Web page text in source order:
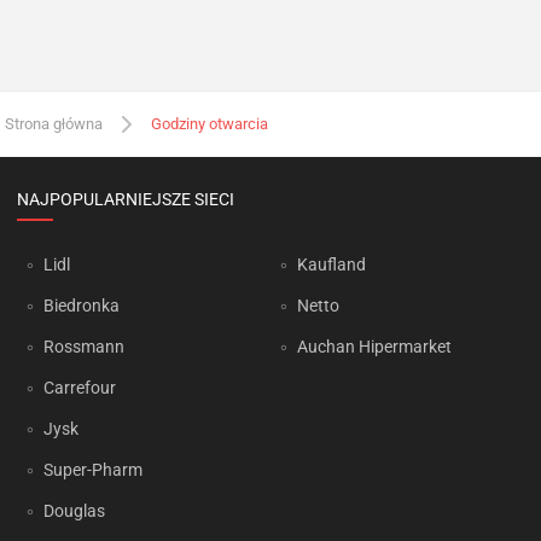
Strona główna Godziny otwarcia
NAJPOPULARNIEJSZE SIECI
Lidl
Biedronka
Rossmann
Carrefour
Jysk
Super-Pharm
Douglas
Kaufland
Netto
Auchan Hipermarket